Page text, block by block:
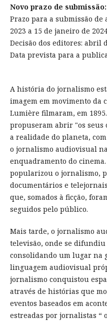
Novo prazo de
Prazo para a submissão de
2023 a 15 de janeiro de
Decisão dos editores: abril
Data prevista para a
A história do jornalismo
imagem em movimento da
Lumière filmaram, em
propuseram abrir "os seus
a realidade do planeta,
o jornalismo audiovisual
enquadramento do
popularizou o jornalismo,
documentários e
que, somados à ficção,
seguidos pelo público.
Mais tarde, o jornalismo
televisão, onde se
consolidando um lugar na
linguagem audiovisual
jornalismo conquistou
através de histórias que
eventos baseados em
estreadas por jornalistas “